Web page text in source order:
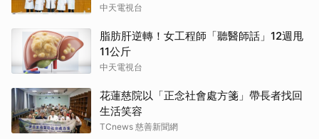
中天電視台
脂肪肝逆轉！女工程師「聽醫師話」12週甩
11公斤
中天電視台
花蓮慈院以「正念社會處方箋」帶長者找回
生活笑容
TCnews 慈善新聞網